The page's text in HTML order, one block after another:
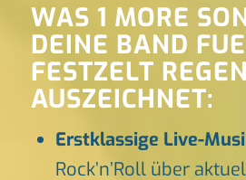
WAS 1 MORE
DEINE BAND
FESTZELT
AUSZEICHNET:
Erstklassige Live-
Rock’n’Roll über